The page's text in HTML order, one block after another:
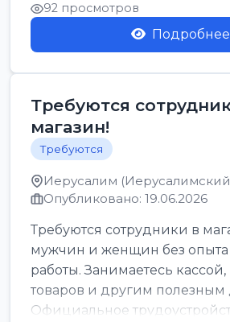
92 просмотров
Подробнее
Требуются
магазин!
Требуются
Иерусалим (Иерусалимский
Опубликовано: 19.06.2026
Требуются сотрудники в
мужчин и женщин без опыта
работы. Занимаетесь кассой,
товаров и другим полезным
Официальное